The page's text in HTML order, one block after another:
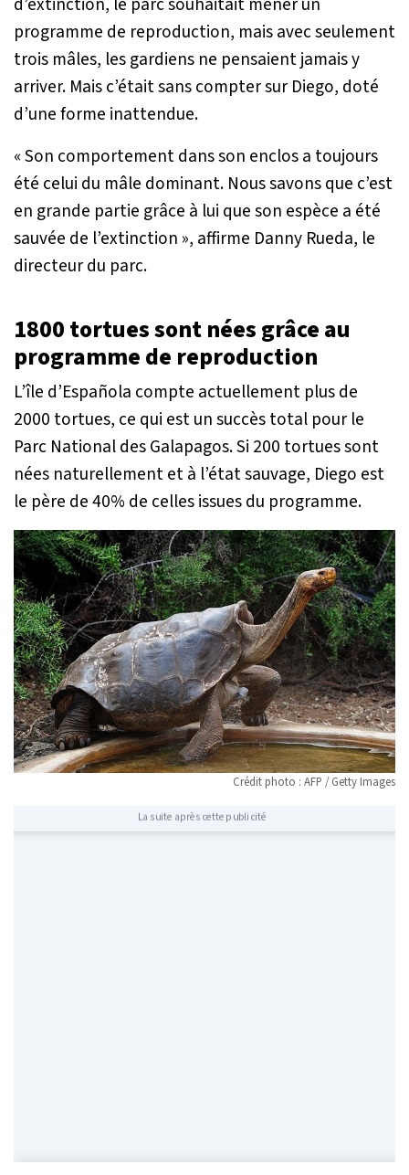
programme de reproduction, mais avec seulement
trois mâles, les gardiens ne pensaient jamais y
arriver. Mais c’était sans compter sur Diego, doté
d’une forme inattendue.
« Son comportement dans son enclos a toujours
été celui du mâle dominant. Nous savons que c’est
en grande partie grâce à lui que son espèce a été
sauvée de l’extinction », affirme Danny Rueda, le
directeur du parc.
1800 tortues sont nées grâce au
programme de reproduction
L’île d’Española compte actuellement plus de
2000 tortues, ce qui est un succès total pour le
Parc National des Galapagos. Si 200 tortues sont
nées naturellement et à l’état sauvage, Diego est
le père de 40% de celles issues du programme.
Crédit photo : AFP / Getty Images
La suite après cette publicité